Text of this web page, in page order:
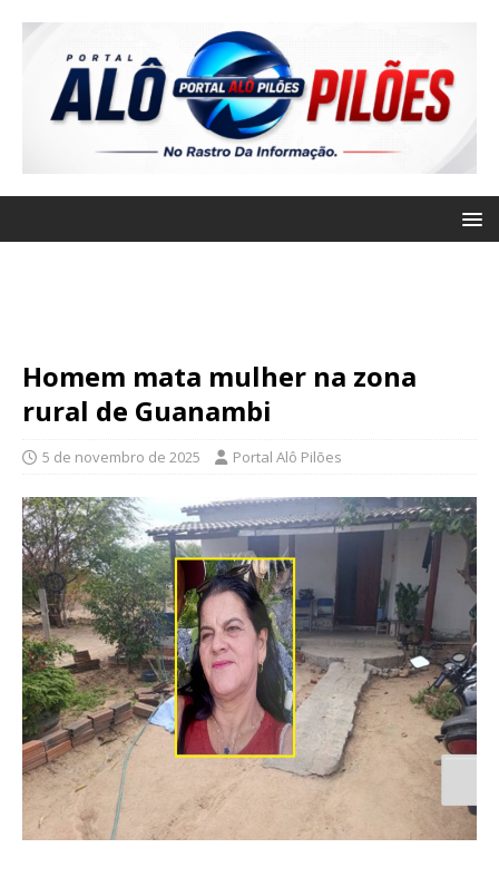
Homem mata mulher na zona
rural de Guanambi
5 de novembro de 2025 Portal Alô Pilões